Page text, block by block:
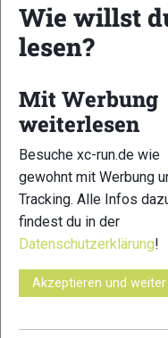
Wie willst
lesen?
Mit Werbung
weiterlesen
Besuche xc-run.de wie
gewohnt mit Werbung
Tracking. Alle Infos
findest du in der
Datenschutzerklärung!
Akzeptieren und weiter